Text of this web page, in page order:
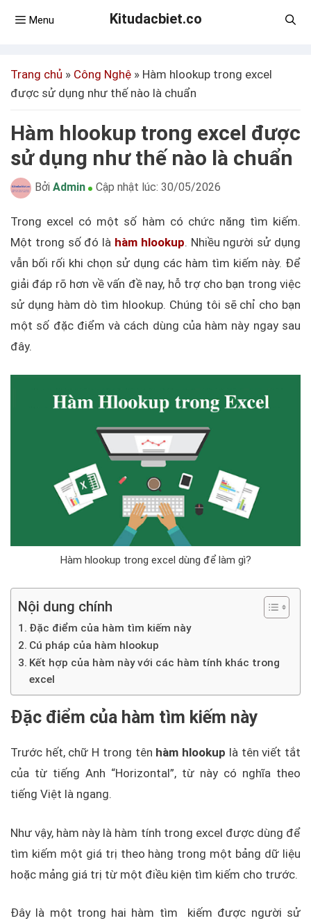
Kitudacbiet.co
Menu
Trang chủ » Công Nghệ » Hàm hlookup trong excel
được sử dụng như thế nào là chuẩn
Hàm hlookup trong excel được
sử dụng như thế nào là chuẩn
Bởi Admin Cập nhật lúc: 30/05/2026
Trong excel có một số hàm có chức năng tìm kiếm.
Một trong số đó là hàm hlookup. Nhiều người sử dụng
vẫn bối rối khi chọn sử dụng các hàm tìm kiếm này. Để
giải đáp rõ hơn về vấn đề nay, hỗ trợ cho bạn trong việc
sử dụng hàm dò tìm hlookup. Chúng tôi sẽ chỉ cho bạn
một số đặc điểm và cách dùng của hàm này ngay sau
đây.
Hàm hlookup trong excel dùng để làm gì?
Nội dung chính
Đặc điểm của hàm tìm kiếm này
Cú pháp của hàm hlookup
Kết hợp của hàm này với các hàm tính khác trong
excel
Đặc điểm của hàm tìm kiếm này
Trước hết, chữ H trong tên hàm hlookup là tên viết tắt
của từ tiếng Anh “Horizontal”, từ này có nghĩa theo
tiếng Việt là ngang.
Như vậy, hàm này là hàm tính trong excel được dùng để
tìm kiếm một giá trị theo hàng trong một bảng dữ liệu
hoặc mảng giá trị từ một điều kiện tìm kiếm cho trước.
Đây là một trong hai hàm tìm kiếm được người sử